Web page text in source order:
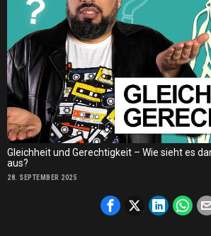
Gleichheit und Gerechtigkeit – Wie sieht es
aus?
28. SEPTEMBER 2025